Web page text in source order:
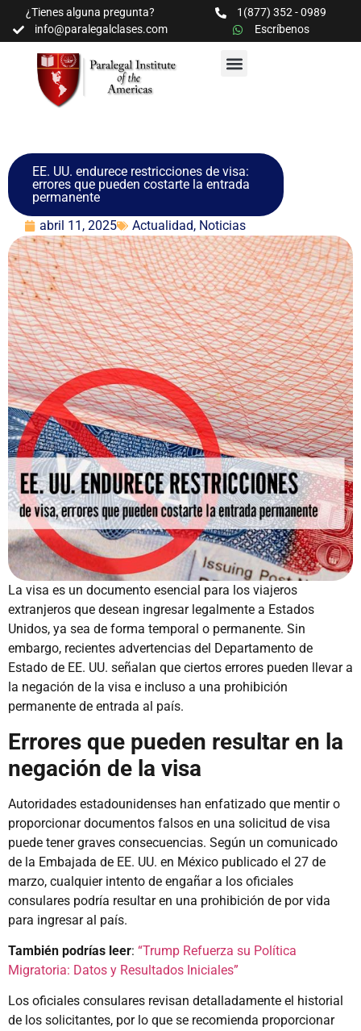
¿Tienes alguna pregunta?
1(877) 352 - 0989
info@paralegalclases.com
Escríbenos
EE. UU. endurece restricciones de visa:
errores que pueden costarte la entrada
permanente
abril 11, 2025
Actualidad, Noticias
La visa es un documento esencial para los viajeros
extranjeros que desean ingresar legalmente a Estados
Unidos, ya sea de forma temporal o permanente. Sin
embargo, recientes advertencias del Departamento de
Estado de EE. UU. señalan que ciertos errores pueden llevar a
la negación de la visa e incluso a una prohibición
permanente de entrada al país.
Errores que pueden resultar en la
negación de la visa
Autoridades estadounidenses han enfatizado que mentir o
proporcionar documentos falsos en una solicitud de visa
puede tener graves consecuencias. Según un comunicado
de la Embajada de EE. UU. en México publicado el 27 de
marzo, cualquier intento de engañar a los oficiales
consulares podría resultar en una prohibición de por vida
para ingresar al país.
También podrías leer: “Trump Refuerza su Política
Migratoria: Datos y Resultados Iniciales”
Los oficiales consulares revisan detalladamente el historial
de los solicitantes, por lo que se recomienda proporcionar